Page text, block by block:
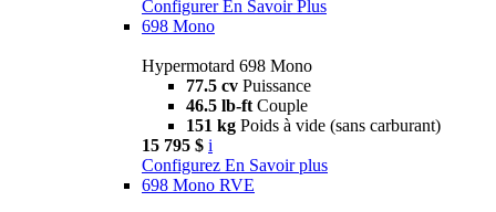
Configurer En Savoir Plus
698 Mono
Hypermotard 698 Mono
77.5 cv Puissance
46.5 lb-ft Couple
151 kg Poids à vide (sans carburant)
15 795 $ i
Configurez En Savoir plus
698 Mono RVE